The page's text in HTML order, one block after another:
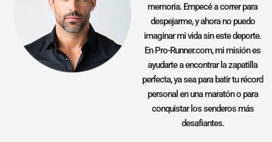
memoria. Empecé a correr para
despejarme, y ahora no puedo
imaginar mi vida sin este deporte.
En Pro-Runner.com, mi misión es
ayudarte a encontrar la zapatilla
perfecta, ya sea para batir tu récord
personal en una maratón o para
conquistar los senderos más
desafiantes.